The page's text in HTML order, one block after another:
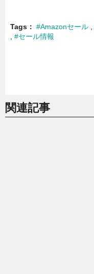
Tags #Amazonセール
#セール情報
関連記事